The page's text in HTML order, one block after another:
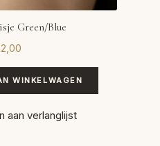
Green/Blue
WINKELWAGEN
aan verlanglijst